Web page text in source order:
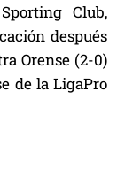
Club,
después
Orense (2-0)
de la LigaPro